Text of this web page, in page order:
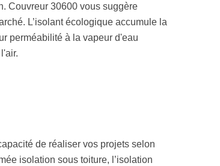
Couvreur 30600 vous suggère
L’isolant écologique accumule la
perméabilité à la vapeur d'eau
de réaliser vos projets selon
isolation sous toiture, l’isolation